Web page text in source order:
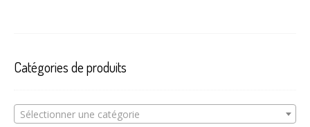
Catégories de produits
Sélectionner une catégorie